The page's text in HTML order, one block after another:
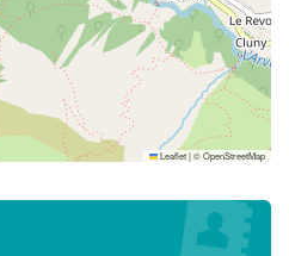
Leaflet|©OpenStreetMap